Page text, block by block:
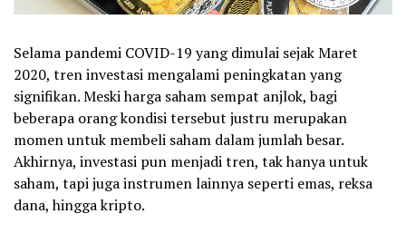
Selama pandemi COVID-19 yang dimulai sejak Maret
2020, tren investasi mengalami peningkatan yang
signifikan. Meski harga saham sempat anjlok, bagi
beberapa orang kondisi tersebut justru merupakan
momen untuk membeli saham dalam jumlah besar.
Akhirnya, investasi pun menjadi tren, tak hanya untuk
saham, tapi juga instrumen lainnya seperti emas, reksa
dana, hingga kripto.